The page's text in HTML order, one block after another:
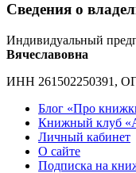
Сведения о
Индивидуальный
Вячеславовна
ИНН 261502250391,
Блог «Про
Книжный клуб
Личный кабинет
О сайте
Подписка на